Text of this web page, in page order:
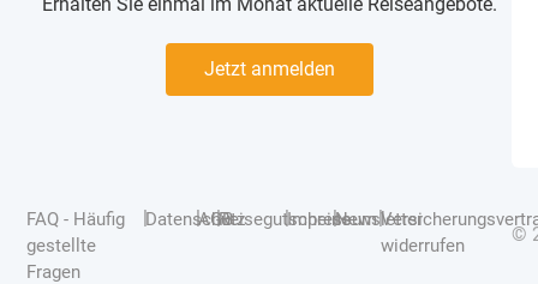
Erhalten Sie einmal im Monat aktuelle Reiseangebote.
Jetzt anmelden
FAQ - Häufig
gestellte
Fragen
|Datenschutz
|AGB
|Reisegutscheine
|Impressum
|Newsletter
|
widerrufen
©